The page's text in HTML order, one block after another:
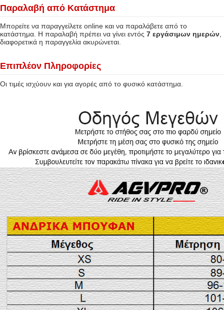
Παραλαβή από Κατάστημα
Μπορείτε να παραγγείλετε online και να παραλάβετε από το
κατάστημα. Η παραλαβή πρέπει να γίνει εντός 7 εργάσιμων ημερών
διαφορετικά η παραγγελία ακυρώνεται.
Επιπλέον Πληροφορίες
Οι τιμές ισχύουν και για αγορές από το φυσικό κατάστημα.